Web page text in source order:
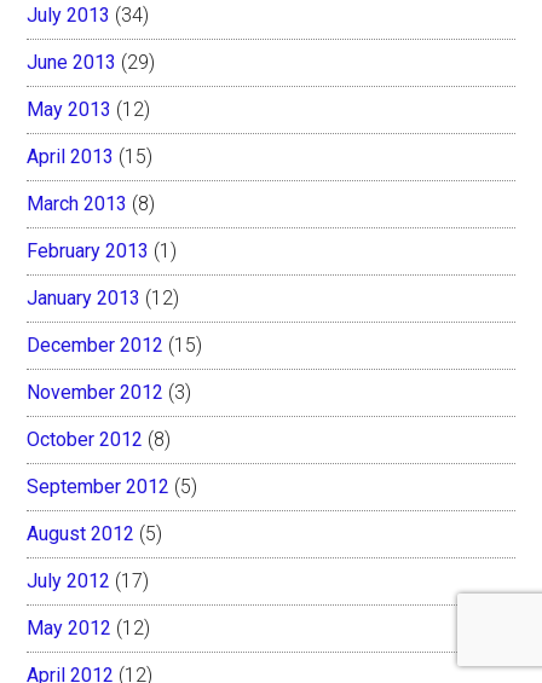
July 2013 (34)
June 2013 (29)
May 2013 (12)
April 2013 (15)
March 2013 (8)
February 2013 (1)
January 2013 (12)
December 2012 (15)
November 2012 (3)
October 2012 (8)
September 2012 (5)
August 2012 (5)
July 2012 (17)
May 2012 (12)
April 2012 (12)